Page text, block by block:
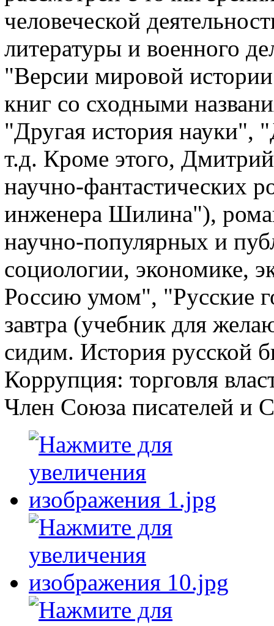
человеческой
литературы и военного
"Версии мировой
книг со сходными
"Другая история науки",
т.д. Кроме этого,
научно-фантастических
инженера Шилина"),
научно-популярных и
социологии, экономике,
Россию умом", "Русские
завтра (учебник для
сидим. История русской
Коррупция: торговля
Член Союза писателей и